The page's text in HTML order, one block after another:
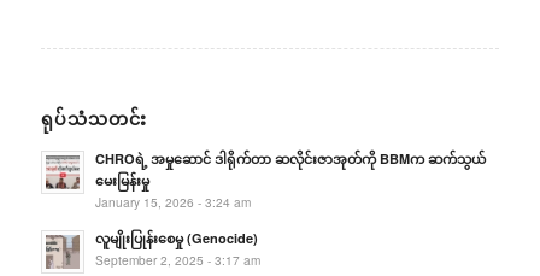
ရုပ်သံသတင်း
CHROရဲ့ အမှုဆောင် ဒါရိုက်တာ ဆလိုင်းဇာအုတ်ကို BBMက ဆက်သွယ်
မေးမြန်းမှု
January 15, 2026 - 3:24 am
လူမျိုးပြုန်းစေမှု (Genocide)
September 2, 2025 - 3:17 am